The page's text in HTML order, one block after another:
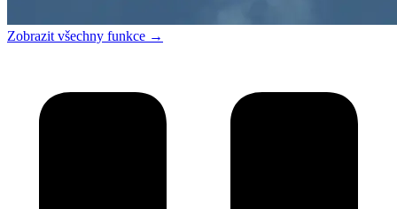
Zobrazit všechny funkce →